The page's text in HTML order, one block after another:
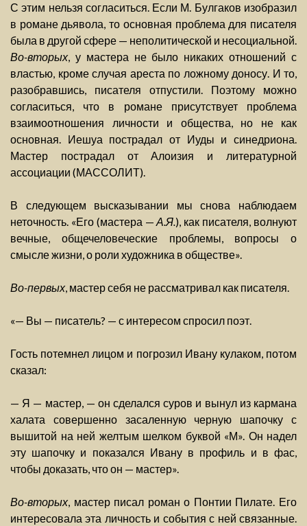
С этим нельзя согласиться. Если М. Булгаков изобразил
в романе дьявола, то основная проблема для писателя
была в другой сфере — неполитической и несоциальной.
Во-вторых, у мастера не было никаких отношений с
властью, кроме случая ареста по ложному доносу. И то,
разобравшись, писателя отпустили. Поэтому можно
согласиться, что в романе присутствует проблема
взаимоотношения личности и общества, но не как
основная. Иешуа пострадал от Иуды и синедриона.
Мастер пострадал от Алоизия и литературной
ассоциации (МАССОЛИТ).
В следующем высказывании мы снова наблюдаем
неточность. «Его (мастера —А.Я.), как писателя, волнуют
вечные, общечеловеческие проблемы, вопросы о
смысле жизни, о роли художника в обществе».
Во-первых, мастер себя не рассматривал как писателя.
«— Вы — писатель? — с интересом спросил поэт.
Гость потемнел лицом и погрозил Ивану кулаком, потом
сказал:
— Я — мастер, — он сделался суров и вынул из кармана
халата совершенно засаленную черную шапочку с
вышитой на ней желтым шелком буквой «М». Он надел
эту шапочку и показался Ивану в профиль и в фас,
чтобы доказать, что он — мастер».
Во-вторых, мастер писал роман о Понтии Пилате. Его
интересовала эта личность и события с ней связанные.